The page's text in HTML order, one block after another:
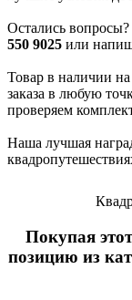
Остались
550 9025 или
Товар в наличии
заказа в любую
проверяем
Наша лучшая
Покупая
позицию из